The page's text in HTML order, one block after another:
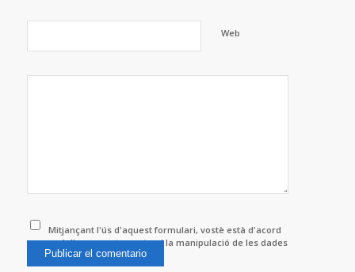
Web
Mitjançant l'ús d'aquest formulari, vostè està d'acord
amb l'emmagatzematge i la manipulació de les dades
per aquest lloc web.*